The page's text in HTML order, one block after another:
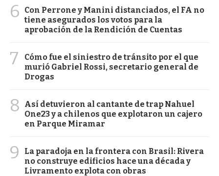
6
Con Perrone y Manini distanciados, el FA no
tiene asegurados los votos para la
aprobación de la Rendición de Cuentas
7
Cómo fue el siniestro de tránsito por el que
murió Gabriel Rossi, secretario general de
Drogas
8
Así detuvieron al cantante de trap Nahuel
One23 y a chilenos que explotaron un cajero
en Parque Miramar
9
La paradoja en la frontera con Brasil: Rivera
no construye edificios hace una década y
Livramento explota con obras